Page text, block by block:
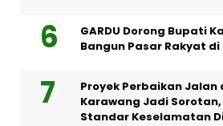
GARDU Dorong Bupati
Bangun Pasar Rakyat
Proyek Perbaikan Jalan
Karawang Jadi Sorotan,
Standar Keselamatan